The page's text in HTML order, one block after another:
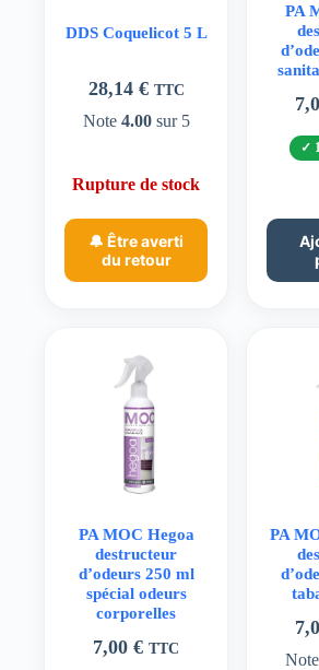
DDS Coquelicot 5 L
28,14 € TTC
Note 4.00sur 5
Rupture de stock
🔔 Être averti
du retour
PA
PA MOC Hegoa
destructeur
d’odeurs 250 ml
spécial odeurs
corporelles
7,00€ TTC
PA
Note